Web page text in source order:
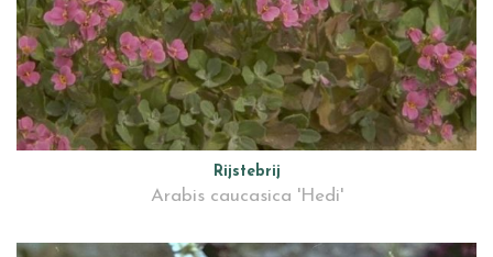
Rijstebrij
Arabis caucasica 'Hedi'